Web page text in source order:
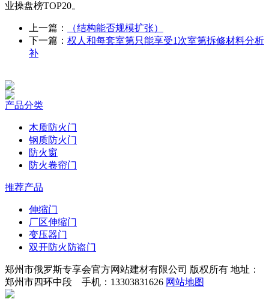
业操盘榜TOP20。
上一篇：
（结构能否规模扩张）
下一篇： 权人和每套室第只能享受1次室第拆修材料分析
补
产品分类
木质防火门
钢质防火门
防火窗
防火卷帘门
推荐产品
伸缩门
厂区伸缩门
变压器门
双开防火防盗门
郑州市俄罗斯专享会官方网站建材有限公司 版权所有 地址：
郑州市四环中段 手机：13303831626 网站地图